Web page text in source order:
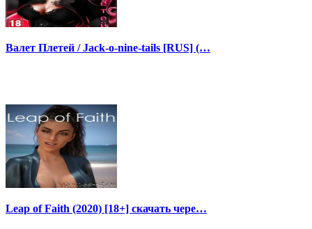
Валет Плетей / Jack-o-nine-tails [RUS] (…
Leap of Faith (2020) [18+] скачать чере…